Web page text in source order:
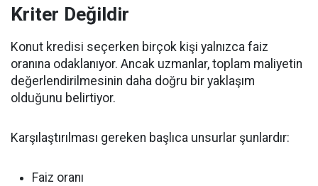
Kriter Değildir
Konut kredisi seçerken birçok kişi yalnızca faiz
oranına odaklanıyor. Ancak uzmanlar, toplam maliyetin
değerlendirilmesinin daha doğru bir yaklaşım
olduğunu belirtiyor.
Karşılaştırılması gereken başlıca unsurlar şunlardır:
Faiz oranı